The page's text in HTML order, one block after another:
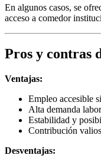
En algunos casos, se
acceso a comedor
Pros y contras
Ventajas:
Empleo accesible
Alta demanda
Estabilidad y
Contribución
Desventajas: